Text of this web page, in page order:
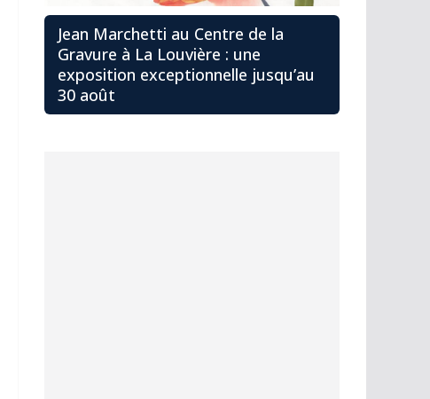
Jean Marchetti au Centre de la
Gravure à La Louvière : une
exposition exceptionnelle jusqu’au
30 août